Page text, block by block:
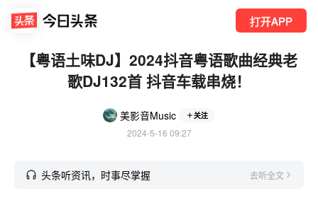
打开APP
【粤语土味DJ】2024抖音粤语歌曲经典老
歌DJ132首 抖音车载串烧！
美影音Music 关注
2024-5-16 09:27
头条听资讯，时事尽掌握 去听全文